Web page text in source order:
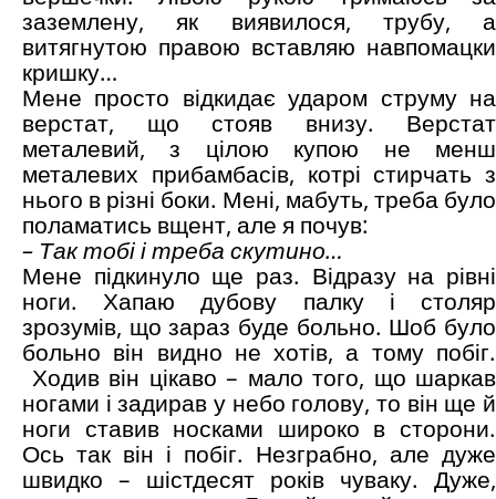
заземлену, як виявилося, трубу, а
витягнутою правою вставляю навпомацки
кришку…
Мене просто відкидає ударом струму на
верстат, що стояв внизу. Верстат
металевий, з цілою купою не менш
металевих прибамбасів, котрі стирчать з
нього в різні боки. Мені, мабуть, треба було
поламатись вщент, але я почув:
– Так тобі і треба скутино…
Мене підкинуло ще раз. Відразу на рівні
ноги. Хапаю дубову палку і столяр
зрозумів, що зараз буде больно. Шоб було
больно він видно не хотів, а тому побіг.
Ходив він цікаво – мало того, що шаркав
ногами і задирав у небо голову, то він ще й
ноги ставив носками широко в сторони.
Ось так він і побіг. Незграбно, але дуже
швидко – шістдесят років чуваку. Дуже,